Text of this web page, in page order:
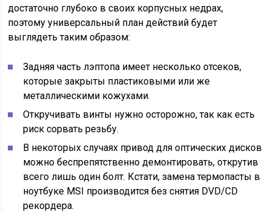
достаточно глубоко в своих корпусных недрах,
поэтому универсальный план действий будет
выглядеть таким образом:
Задняя часть лэптопа имеет несколько отсеков,
которые закрыты пластиковыми или же
металлическими кожухами.
Откручивать винты нужно осторожно, так как есть
риск сорвать резьбу.
В некоторых случаях привод для оптических дисков
можно беспрепятственно демонтировать, открутив
всего лишь один болт. Кстати, замена термопасты в
ноутбуке MSI производится без снятия DVD/CD
рекордера.